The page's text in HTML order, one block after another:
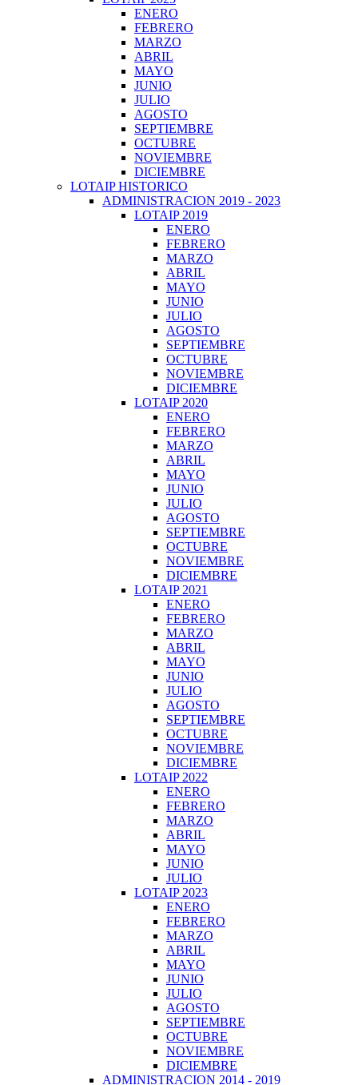
ENERO
FEBRERO
MARZO
ABRIL
MAYO
JUNIO
JULIO
AGOSTO
SEPTIEMBRE
OCTUBRE
NOVIEMBRE
DICIEMBRE
LOTAIP HISTORICO
ADMINISTRACION 2019 - 2023
LOTAIP 2019
ENERO
FEBRERO
MARZO
ABRIL
MAYO
JUNIO
JULIO
AGOSTO
SEPTIEMBRE
OCTUBRE
NOVIEMBRE
DICIEMBRE
LOTAIP 2020
ENERO
FEBRERO
MARZO
ABRIL
MAYO
JUNIO
JULIO
AGOSTO
SEPTIEMBRE
OCTUBRE
NOVIEMBRE
DICIEMBRE
LOTAIP 2021
ENERO
FEBRERO
MARZO
ABRIL
MAYO
JUNIO
JULIO
AGOSTO
SEPTIEMBRE
OCTUBRE
NOVIEMBRE
DICIEMBRE
LOTAIP 2022
ENERO
FEBRERO
MARZO
ABRIL
MAYO
JUNIO
JULIO
LOTAIP 2023
ENERO
FEBRERO
MARZO
ABRIL
MAYO
JUNIO
JULIO
AGOSTO
SEPTIEMBRE
OCTUBRE
NOVIEMBRE
DICIEMBRE
ADMINISTRACION 2014 - 2019